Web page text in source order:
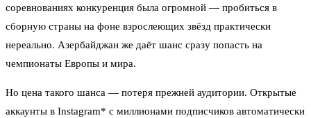
соревнованиях конкуренция была огромной — пробиться в
сборную страны на фоне взрослеющих звёзд практически
нереально. Азербайджан же даёт шанс сразу попасть на
чемпионаты Европы и мира.
Но цена такого шанса — потеря прежней аудитории. Открытые
аккаунты в Instagram* с миллионами подписчиков автоматически